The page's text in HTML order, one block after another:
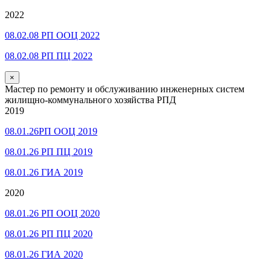
2022
08.02.08 РП ООЦ 2022
08.02.08 РП ПЦ 2022
×
Мастер по ремонту и обслуживанию инженерных систем
жилищно-коммунального хозяйства РПД
2019
08.01.26РП ООЦ 2019
08.01.26 РП ПЦ 2019
08.01.26 ГИА 2019
2020
08.01.26 РП ООЦ 2020
08.01.26 РП ПЦ 2020
08.01.26 ГИА 2020